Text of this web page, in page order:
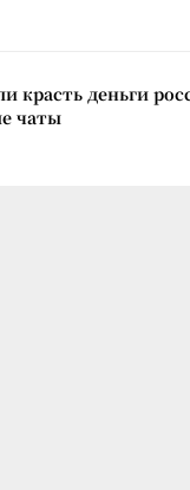
красть деньги
чаты